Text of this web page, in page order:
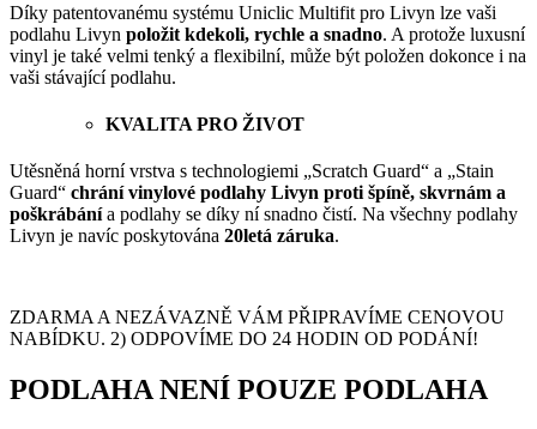
Díky patentovanému systému Uniclic Multifit pro Livyn lze vaši
podlahu Livyn položit kdekoli, rychle a snadno. A protože luxusní
vinyl je také velmi tenký a flexibilní, může být položen dokonce i na
vaši stávající podlahu.
KVALITA PRO ŽIVOT
Utěsněná horní vrstva s technologiemi „Scratch Guard“ a „Stain
Guard“ chrání vinylové podlahy Livyn proti špíně, skvrnám a
poškrábánía podlahy se díky ní snadno čistí. Na všechny podlahy
Livyn je navíc poskytována 20letá záruka.
ZDARMA A NEZÁVAZNĚ VÁM PŘIPRAVÍME CENOVOU
NABÍDKU. 2) ODPOVÍME DO 24 HODIN OD PODÁNÍ!
PODLAHA NENÍ POUZE PODLAHA